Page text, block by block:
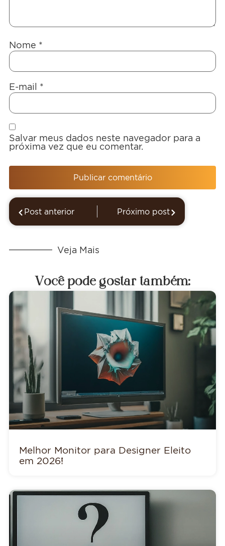
Nome *
E-mail *
Salvar meus dados neste navegador para a
próxima vez que eu comentar.
Post anterior Próximo post
Veja Mais
Você pode gostar também:
Melhor Monitor para Designer Eleito
em 2026!